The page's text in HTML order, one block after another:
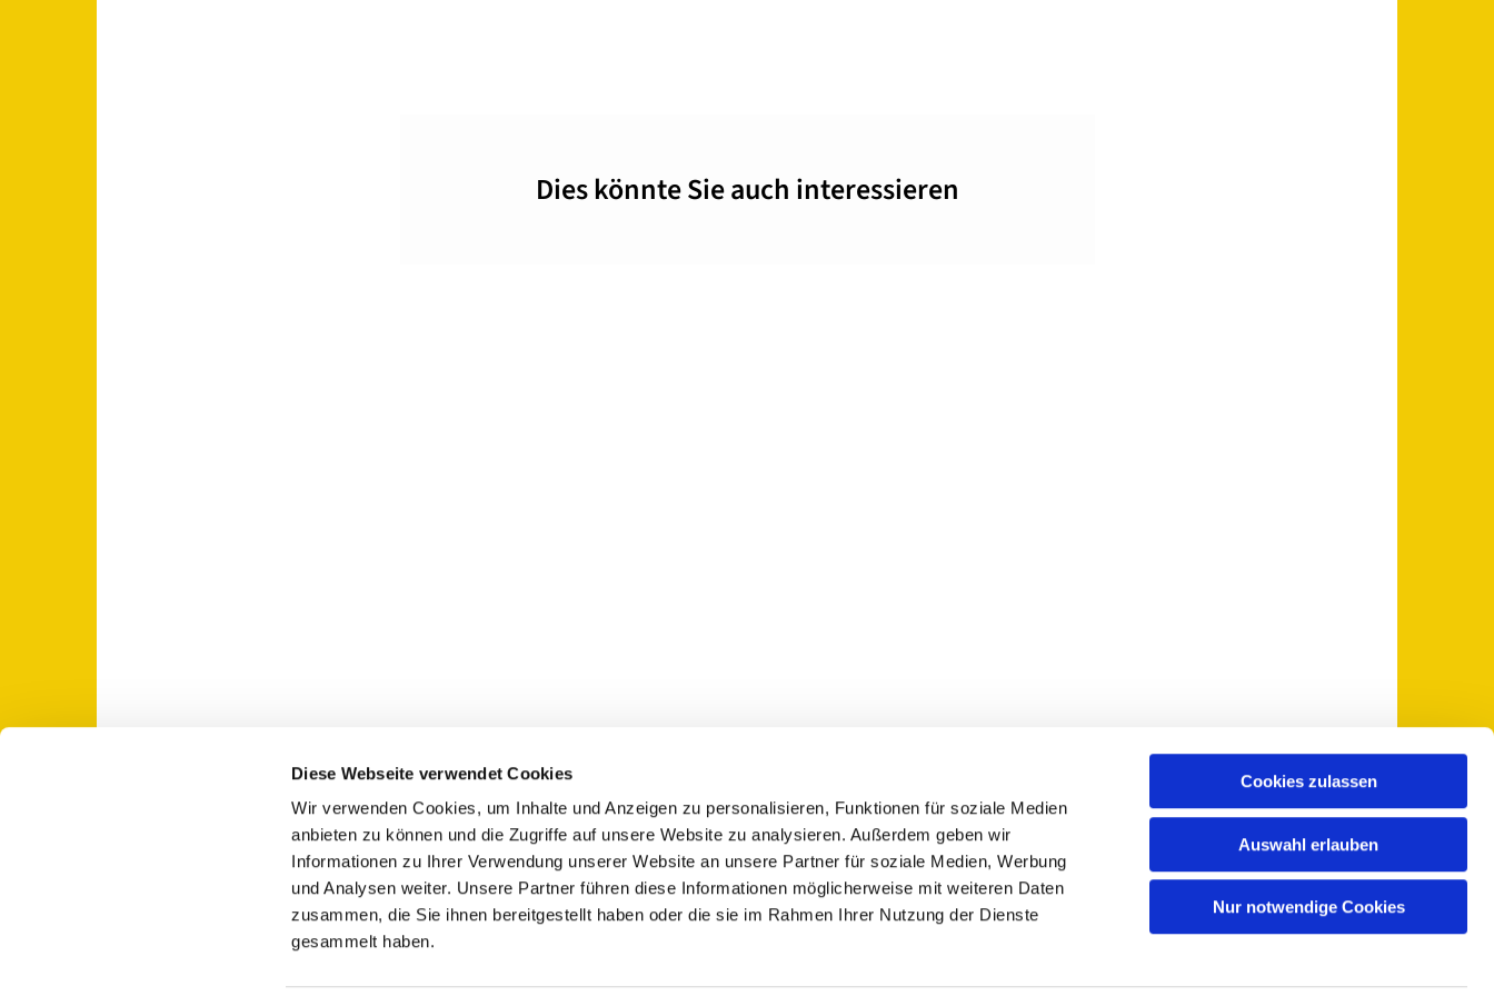
Diese Webseite verwendet Cookies
Wir verwenden Cookies, um Inhalte und Anzeigen zu personalisieren, Funktionen für soziale Medien
anbieten zu können und die Zugriffe auf unsere Website zu analysieren. Außerdem geben wir
Informationen zu Ihrer Verwendung unserer Website an unsere Partner für soziale Medien, Werbung
und Analysen weiter. Unsere Partner führen diese Informationen möglicherweise mit weiteren Daten
zusammen, die Sie ihnen bereitgestellt haben oder die sie im Rahmen Ihrer Nutzung der Dienste
gesammelt haben.
Cookies zulassen
Auswahl erlauben
Nur notwendige Cookies
Dies könnte Sie auch interessieren
St. Otto: Katholische Kirche Usedom-Anklam-Greifswald · Bahnhofstr. 15, 17489 Greifswald+49 3834 5735-0
pfarramt@sankt-otto.de
Kontaktinformationen
Impressum
Hinweisgebersystem